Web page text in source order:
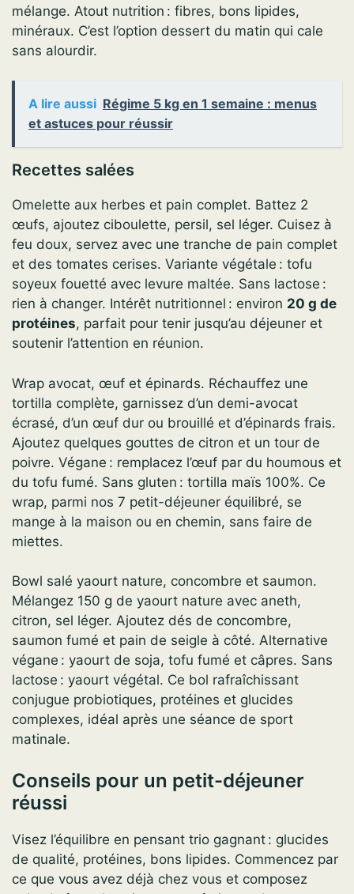
mélange. Atout nutrition : fibres, bons lipides,
minéraux. C’est l’option dessert du matin qui cale
sans alourdir.
A lire aussi Régime 5 kg en 1 semaine : menus
et astuces pour réussir
Recettes salées
Omelette aux herbes et pain complet. Battez 2
œufs, ajoutez ciboulette, persil, sel léger. Cuisez à
feu doux, servez avec une tranche de pain complet
et des tomates cerises. Variante végétale : tofu
soyeux fouetté avec levure maltée. Sans lactose :
rien à changer. Intérêt nutritionnel : environ 20 g de
protéines, parfait pour tenir jusqu’au déjeuner et
soutenir l’attention en réunion.
Wrap avocat, œuf et épinards. Réchauffez une
tortilla complète, garnissez d’un demi-avocat
écrasé, d’un œuf dur ou brouillé et d’épinards frais.
Ajoutez quelques gouttes de citron et un tour de
poivre. Végane : remplacez l’œuf par du houmous et
du tofu fumé. Sans gluten : tortilla maïs 100%. Ce
wrap, parmi nos 7 petit-déjeuner équilibré, se
mange à la maison ou en chemin, sans faire de
miettes.
Bowl salé yaourt nature, concombre et saumon.
Mélangez 150 g de yaourt nature avec aneth,
citron, sel léger. Ajoutez dés de concombre,
saumon fumé et pain de seigle à côté. Alternative
végane : yaourt de soja, tofu fumé et câpres. Sans
lactose : yaourt végétal. Ce bol rafraîchissant
conjugue probiotiques, protéines et glucides
complexes, idéal après une séance de sport
matinale.
Conseils pour un petit-déjeuner
réussi
Visez l’équilibre en pensant trio gagnant : glucides
de qualité, protéines, bons lipides. Commencez par
ce que vous avez déjà chez vous et composez